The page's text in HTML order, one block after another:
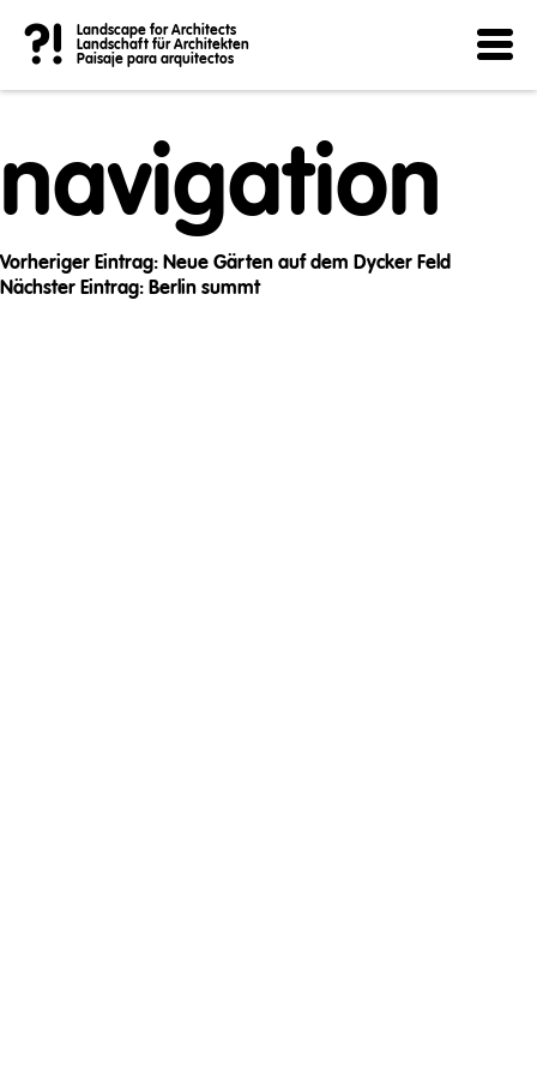
?!
Landscape for Architects
Landschaft für Architekten
Paisaje para arquitectos
Post
navigation
Vorheriger Eintrag: Neue Gärten auf dem Dycker Feld
Nächster Eintrag: Berlin summt